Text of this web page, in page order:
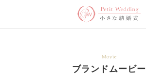
Movie
ブランドムービー